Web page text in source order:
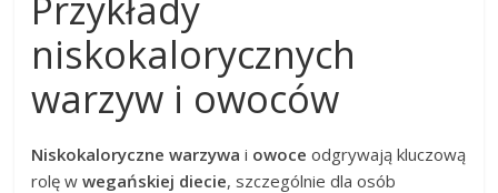
niskokalorycznych
warzyw i owoców
Niskokaloryczne warzywa i owoce odgrywają kluczową
rolę wwegańskiej diecie, szczególnie dla osób